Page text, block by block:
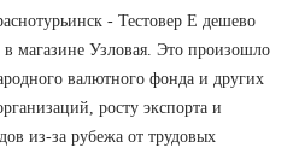
- Тестовер Е дешево
магазине Узловая. Это произошло
валютного фонда и других
росту экспорта и
из-за рубежа от трудовых